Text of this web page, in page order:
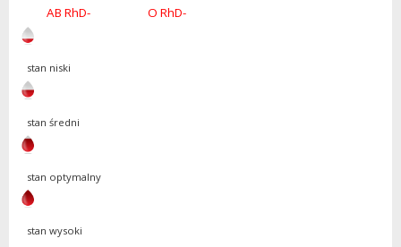
AB RhD- O RhD-
stan niski
stan średni
stan optymalny
stan wysoki